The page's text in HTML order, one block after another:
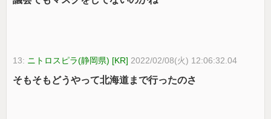
13: ニトロスピラ(静岡県) [KR] 2022/02/08(火) 12:06:32.04
そもそもどうやって北海道まで行ったのさ